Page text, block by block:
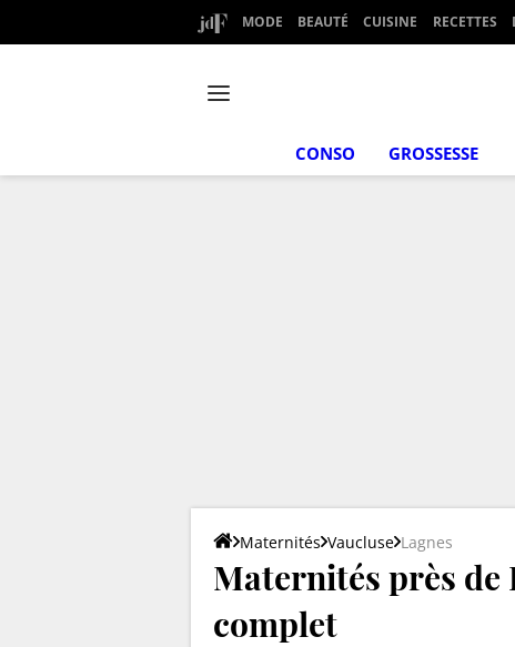
MODE BEAUTÉ CUISINE RECETTES
CONSO GROSSESSE
Maternités Vaucluse Lagnes
Maternités près de
complet